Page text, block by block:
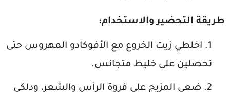
طريقة التحضير والاستخدام:
اخلطي زيت الخروع مع الأفوكادو المهروس حتى
تحصلين على خليط متجانس.
ضعي المزيج على فروة الرأس والشعر، ودلكي